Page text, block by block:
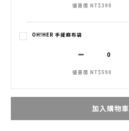
優惠價 NT$390
OH!HER 手提麻布袋
優惠價 NT$590
加入購物車